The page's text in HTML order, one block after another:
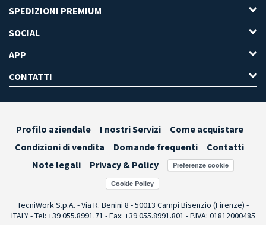
SPEDIZIONI PREMIUM
SOCIAL
APP
CONTATTI
Profilo aziendale I nostri Servizi
Come acquistare
Condizioni di vendita
Domande frequenti
Contatti
Note legali
Privacy & Policy Preferenze cookie
TecniWork S.p.A. - Via R. Benini 8 - 50013 Campi Bisenzio (Firenze) -
ITALY - Tel: +39 055.8991.71 - Fax: +39 055.8991.801 - P.IVA: 01812000485